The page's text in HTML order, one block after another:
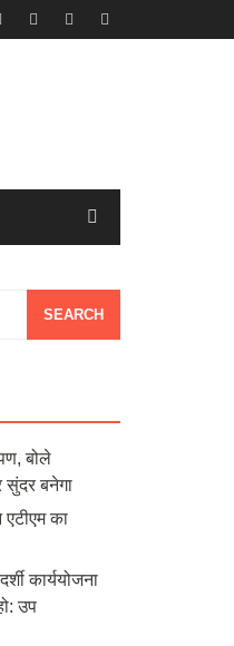
बोले
सुंदर बनेगा
का
कार्ययोजना
उप